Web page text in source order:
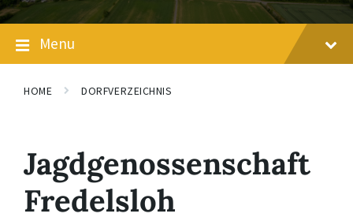
Menu
HOME DORFVERZEICHNIS
Jagdgenossenschaft
Fredelsloh